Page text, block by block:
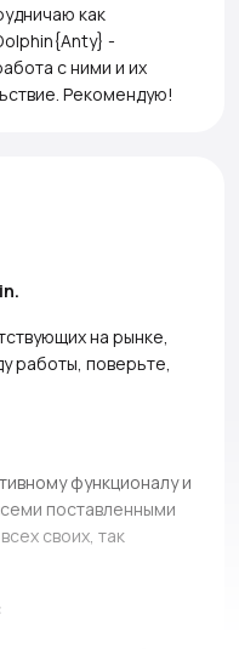
как
-
с ними и их
Рекомендую!
на рынке,
работы, поверьте,
функционалу и
поставленными
своих, так